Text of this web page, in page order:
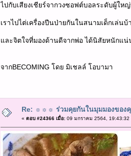
ไปกับเสียงเชียร์จากวงซอฟต์บอลระดับผู้ใ
เราไปไต่เครื่องปีนป่ายกันในสนามเด็กเล่น
และจิตใจที่มองด้านดีจากพ่อ ได้นิสัยหนักแ
จากBECOMING โดย มิเชลล์ โอบามา
Re: ☼☼☼ ร่วมคุยกันในมุมมองของ
« ตอบ #24366 เมื่อ:09 มกราคม 2564, 19:43:32